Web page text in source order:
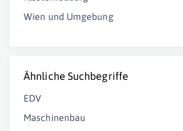
Wien und Umgebung
Ähnliche Suchbegriffe
EDV
Maschinenbau